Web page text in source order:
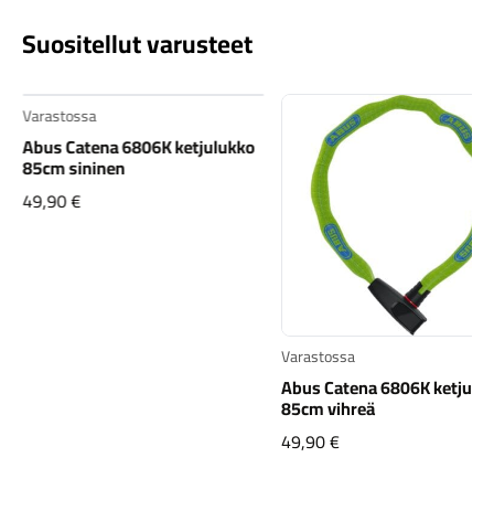
Suositellut varusteet
Varastossa
Abus Catena 6806K ketjulukko
85cm sininen
49,90€
Varastossa
Abus Catena 6806K
85cm vihreä
49,90€